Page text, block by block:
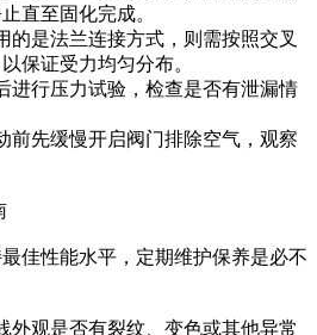
直至固化完成。
的是法兰连接方式，则需按照交叉
保证受力均匀分布。
进行压力试验，检查是否有泄漏情
前先缓慢开启阀门排除空气，观察
佳性能水平，定期维护保养是必不
外观是否有裂纹、变色或其他异常